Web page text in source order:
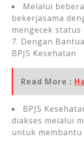
Melalui
bekerjasama
mengecek status
7. Dengan
BPJS Kesehatan
Read More :
BPJS
diakses melalui
untuk membantu